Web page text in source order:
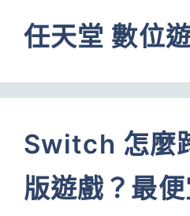
任天堂 數位
Switch 怎麼
版遊戲？最